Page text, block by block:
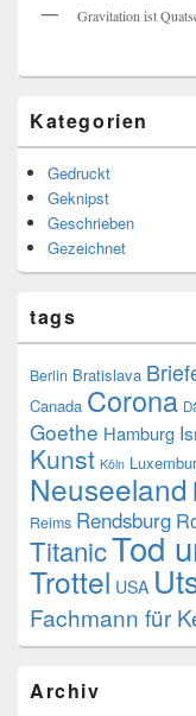
Gravitation ist
Kategorien
Gedruckt
Geknipst
Geschrieben
Gezeichnet
tags
Berlin Bratislava
Canada Corona
Goethe Hamburg
Kunst Köln
Neuseeland
Reims Rendsburg
TitanicTod
Trottel USA
Fachmann für
Archiv